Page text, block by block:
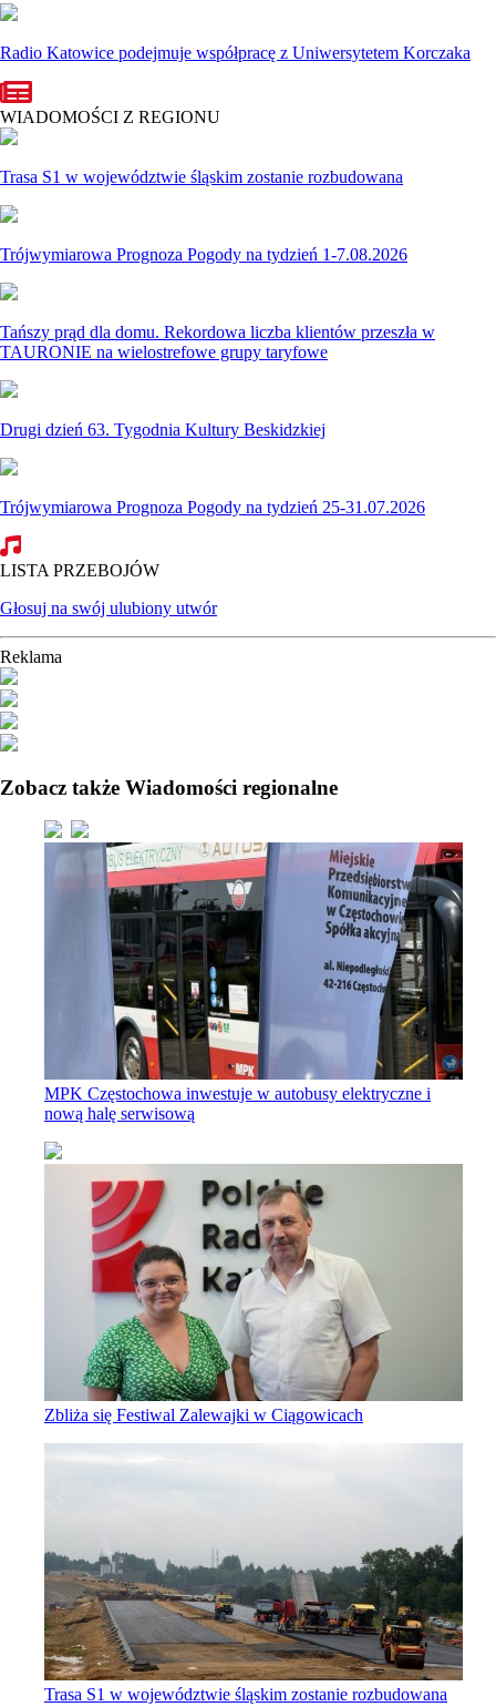
Radio Katowice podejmuje współpracę z Uniwersytetem Korczaka
WIADOMOŚCI Z REGIONU
Trasa S1 w województwie śląskim zostanie rozbudowana
Trójwymiarowa Prognoza Pogody na tydzień 1-7.08.2026
Tańszy prąd dla domu. Rekordowa liczba klientów przeszła w
TAURONIE na wielostrefowe grupy taryfowe
Drugi dzień 63. Tygodnia Kultury Beskidzkiej
Trójwymiarowa Prognoza Pogody na tydzień 25-31.07.2026
LISTA PRZEBOJÓW
Głosuj na swój ulubiony utwór
Reklama
Zobacz także Wiadomości regionalne
MPK Częstochowa inwestuje w autobusy elektryczne i
nową halę serwisową
Zbliża się Festiwal Zalewajki w Ciągowicach
Trasa S1 w województwie śląskim zostanie rozbudowana